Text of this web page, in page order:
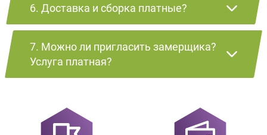
6. Доставка и сборка платные?
7. Можно ли пригласить замерщика?
Услуга платная?